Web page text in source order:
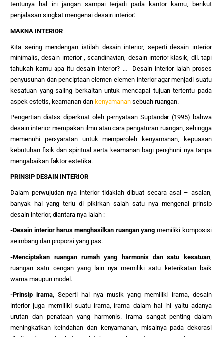
tentunya hal ini jangan sampai terjadi pada kantor kamu, berikut
penjalasan singkat mengenai desain interior:
MAKNA INTERIOR
Kita sering mendengan istilah desain interior, seperti desain interior
minimalis, desain interior , scandinavian, desain interior klasik, dll. tapi
tahukah kamu apa itu desain interior? … Desain interior ialah proses
penyusunan dan penciptaan elemen-elemen interior agar menjadi suatu
kesatuan yang saling berkaitan untuk mencapai tujuan tertentu pada
aspek estetis, keamanan dan kenyamanan sebuah ruangan.
Pengertian diatas diperkuat oleh pernyataan Suptandar (1995) bahwa
desain interior merupakan ilmu atau cara pengaturan ruangan, sehingga
memenuhi persyaratan untuk memperoleh kenyamanan, kepuasan
kebutuhan fisik dan spiritual serta keamanan bagi penghuni nya tanpa
mengabaikan faktor estetika.
PRINSIP DESAIN INTERIOR
Dalam perwujudan nya interior tidaklah dibuat secara asal – asalan,
banyak hal yang terlu di pikirkan salah satu nya mengenai prinsip
desain interior, diantara nya ialah :
-Desain interior harus menghasilkan ruangan yang memiliki komposisi
seimbang dan proporsi yang pas.
-Menciptakan ruangan rumah yang harmonis dan satu kesatuan,
ruangan satu dengan yang lain nya memiliki satu keterikatan baik
warna maupun model.
-Prinsip irama, Seperti hal nya musik yang memiliki irama, desain
interior juga memiliki suatu irama, irama dalam hal ini yaitu adanya
urutan dan penataan yang harmonis. Irama sangat penting dalam
meningkatkan keindahan dan kenyamanan, misalnya pada dekorasi